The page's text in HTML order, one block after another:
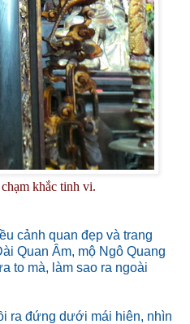
khắc tinh vi.
cảnh quan đẹp và trang
Quan Âm, mộ Ngô Quang
to mà, làm sao ra ngoài
ra đứng dưới mái hiên, nhìn